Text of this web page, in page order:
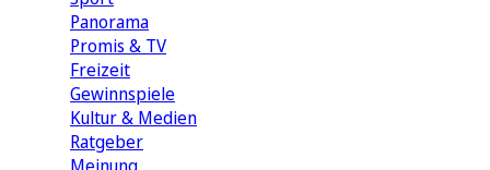
Panorama
Promis & TV
Freizeit
Gewinnspiele
Kultur & Medien
Ratgeber